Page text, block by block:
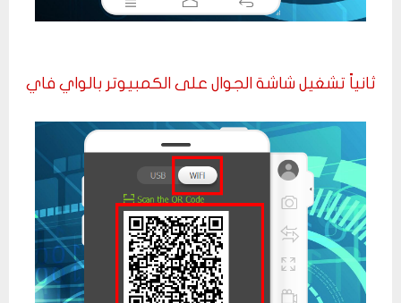
ثانياً تشغيل شاشة الجوال على الكمبيوتر بالواي فاي